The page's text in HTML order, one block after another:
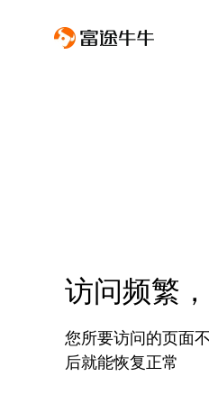
访问频繁
您所要访问的页面
后就能恢复正常